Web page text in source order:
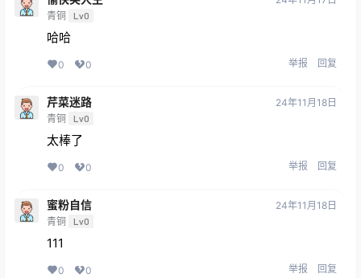
青铜 Lv0
哈哈
0 0 举报 回复
芹菜迷路
青铜 Lv0
24年11月18日
太棒了
0 0 举报 回复
蜜粉自信
青铜 Lv0
24年11月18日
111
0 0 举报 回复